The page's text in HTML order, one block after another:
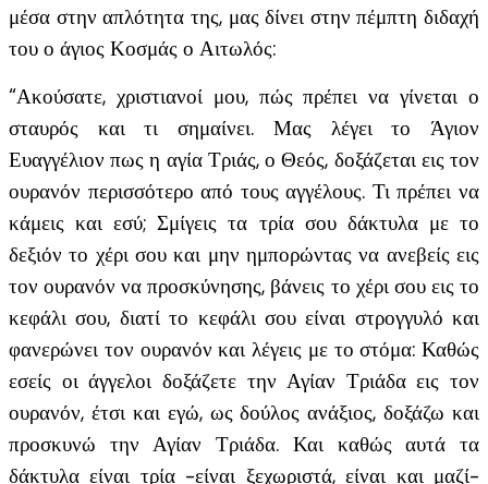
μέσα στην απλότητα της, μας δίνει στην πέμπτη διδαχή
του ο άγιος Κοσμάς ο Αιτωλός:
“Ακούσατε, χριστιανοί μου, πώς πρέπει να γίνεται ο
σταυρός και τι σημαίνει. Μας λέγει το Άγιον
Ευαγγέλιον πως η αγία Τριάς, ο Θεός, δοξάζεται εις τον
ουρανόν περισσότερο από τους αγγέλους. Τι πρέπει να
κάμεις και εσύ; Σμίγεις τα τρία σου δάκτυλα με το
δεξιόν το χέρι σου και μην ημπορώντας να ανεβείς εις
τον ουρανόν να προσκύνησης, βάνεις το χέρι σου εις το
κεφάλι σου, διατί το κεφάλι σου είναι στρογγυλό και
φανερώνει τον ουρανόν και λέγεις με το στόμα: Καθώς
εσείς οι άγγελοι δοξάζετε την Αγίαν Τριάδα εις τον
ουρανόν, έτσι και εγώ, ως δούλος ανάξιος, δοξάζω και
προσκυνώ την Αγίαν Τριάδα. Και καθώς αυτά τα
δάκτυλα είναι τρία -είναι ξεχωριστά, είναι και μαζί-